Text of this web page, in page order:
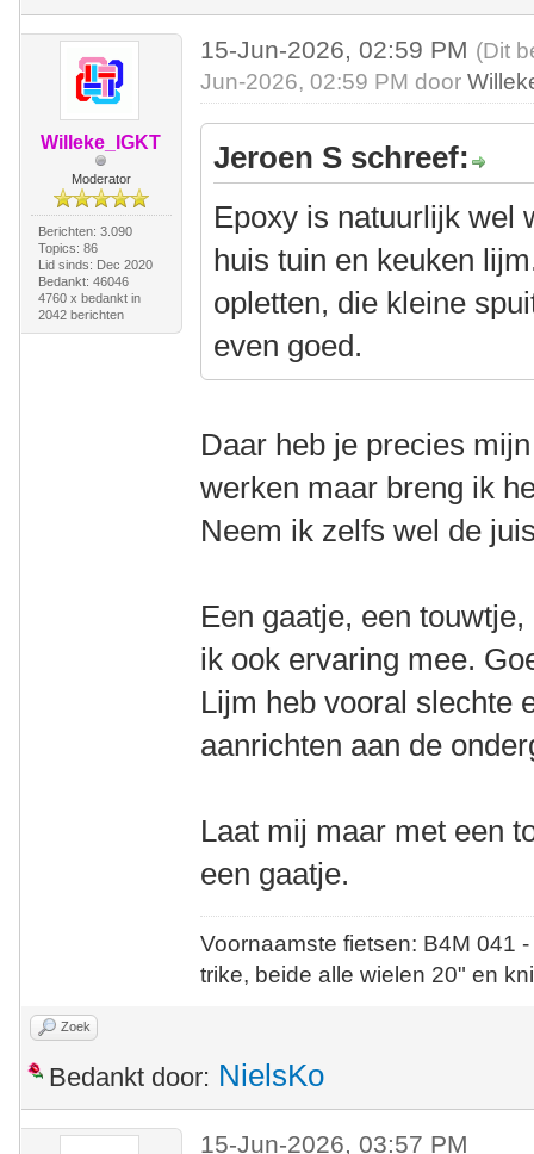
Willeke_IGKT
Moderator
Berichten: 3.090
Topics: 86
Lid sinds: Dec 2020
Bedankt: 46046
4760 x bedankt in
2042 berichten
15-Jun-2026, 02:59 PM (Dit
Jun-2026, 02:59 PM door
Jeroen S schreef:
Epoxy is natuurlijk wel
huis tuin en keuken
opletten, die kleine
even goed.
Daar heb je precies
werken maar breng ik
Neem ik zelfs wel de
Een gaatje, een
ik ook ervaring mee.
Lijm heb vooral slechte
aanrichten aan de
Laat mij maar met een
een gaatje.
Voornaamste fietsen: B4M
trike, beide alle wielen 20" en
Zoek
Bedankt door: NielsKo
15-Jun-2026, 03:57 PM